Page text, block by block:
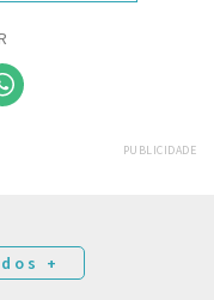
PUBLICIDADE
+